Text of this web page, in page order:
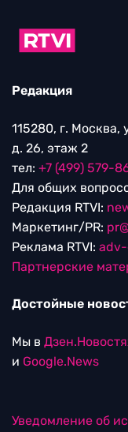
Редакция
115280, г. Москва,
д. 26, этаж 2
тел: +7 (499) 579-
Для общих
Редакция RTVI:
Маркетинг/PR:
Реклама RTVI: adv-
Партнерские
Достойные
Мы в
и Google.News
Уведомление об